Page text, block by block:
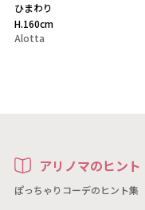
ひまわり
H.160cm
Alotta
アリノマのヒント
ぽっちゃりコーデのヒント集